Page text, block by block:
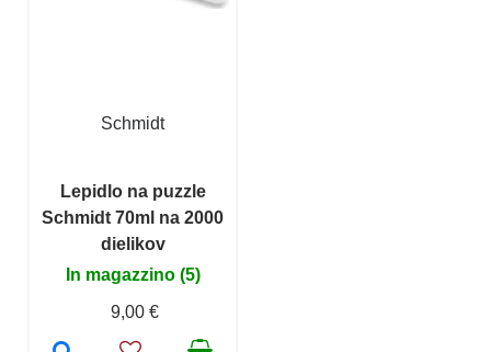
Schmidt
Lepidlo na puzzle
Schmidt 70ml na 2000
dielikov
In magazzino (5)
9,00 €